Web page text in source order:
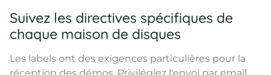
Suivez les directives spécifiques de
chaque maison de disques
Les labels ont des exigences particulières pour la